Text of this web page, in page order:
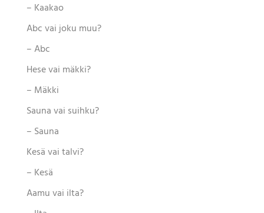
– Kaakao
Abc vai joku muu?
– Abc
Hese vai mäkki?
– Mäkki
Sauna vai suihku?
– Sauna
Kesä vai talvi?
– Kesä
Aamu vai ilta?